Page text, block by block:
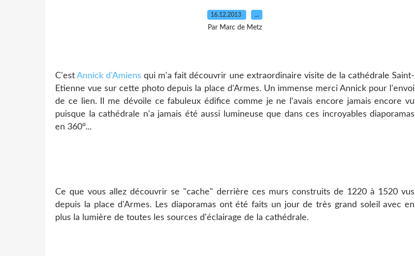
16.12.2013 …
Par Marc de Metz
C'estAnnick d'Amiens qui m'a fait découvrir une extraordinaire visite de la cathédrale Saint-
Etienne vue sur cette photo depuis la place d'Armes. Un immense merci Annick pour l'envoi
de ce lien. Il me dévoile ce fabuleux édifice comme je ne l'avais encore jamais encore vu
puisque la cathédrale n'a jamais été aussi lumineuse que dans ces incroyables diaporamas
en 360°...
Ce que vous allez découvrir se "cache" derrière ces murs construits de 1220 à 1520 vus
depuis la place d'Armes. Les diaporamas ont été faits un jour de très grand soleil avec en
plus la lumière de toutes les sources d'éclairage de la cathédrale.